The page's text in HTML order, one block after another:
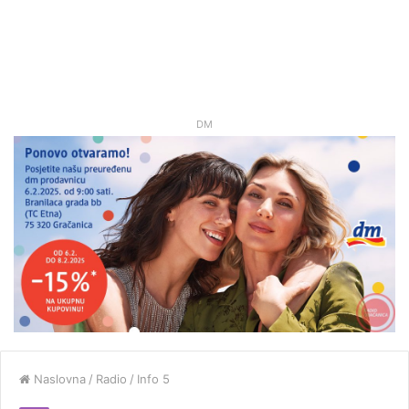
DM
Naslovna / Radio / Info 5